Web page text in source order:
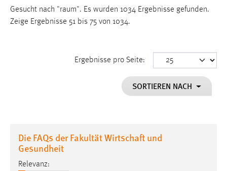
Gesucht nach "raum". Es wurden 1034 Ergebnisse gefunden.
Zeige Ergebnisse 51 bis 75 von 1034.
Ergebnisse pro Seite:
SORTIEREN NACH
Die FAQs der Fakultät Wirtschaft und
Gesundheit
Relevanz:
Einverständnis
cookie_consent
Dieser Cookie speichert die ausgewählten Einverständnis-